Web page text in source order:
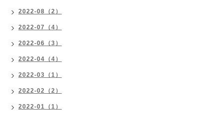
2022-08（2）
2022-07（4）
2022-06（3）
2022-04（4）
2022-03（1）
2022-02（2）
2022-01（1）